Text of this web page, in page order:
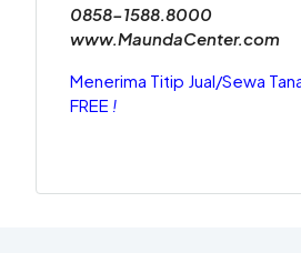
0858-1588.8000
www.MaundaCenter.com
Menerima Titip Jual/Sewa
FREE !